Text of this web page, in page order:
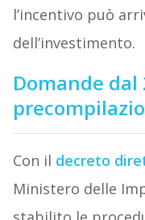
l’incentivo può
dell’investimento.
Domande dal
Con il decreto
Ministero delle